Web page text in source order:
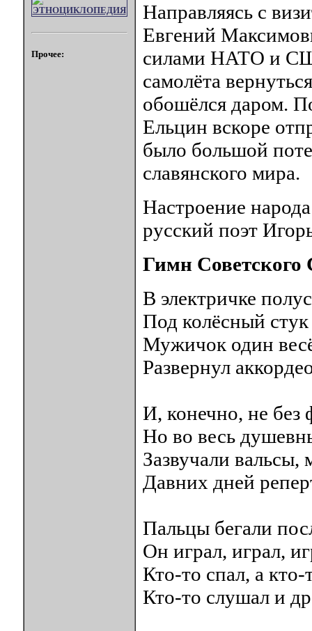
Прочее:
Направляясь с
Евгений
силами НАТО и
самолёта
обошёлся даром.
Ельцин вскоре
было большой
славянского мира.
Настроение
русский поэт
Гимн Советского
В электричке
Под колёсный стук
Мужичок один
Развернул
И, конечно, не без
Но во весь
Зазвучали
Давних дней
Пальцы бегали
Он играл, играл,
Кто-то спал, а
Кто-то слушал и